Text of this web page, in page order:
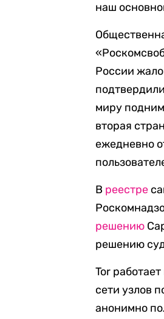
наш
России
миру
вторая
ежедневно
В реестре
решению
решению
Tor
сети узлов
анонимно